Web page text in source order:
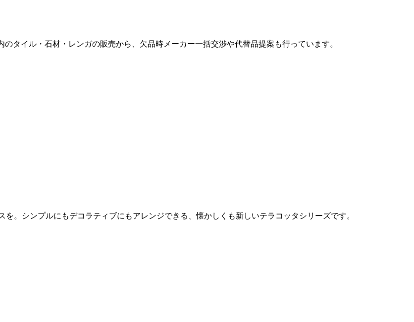
タイル・石材・レンガの販売から、欠品時メーカー一括交渉や代替品提案も行っています。
。シンプルにもデコラティブにもアレンジできる、懐かしくも新しいテラコッタシリーズです。